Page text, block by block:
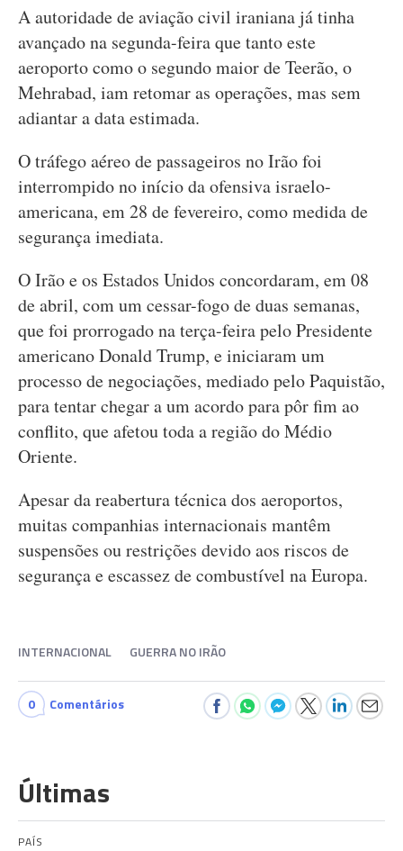
A autoridade de aviação civil iraniana já tinha
avançado na segunda-feira que tanto este
aeroporto como o segundo maior de Teerão, o
Mehrabad, iam retomar as operações, mas sem
adiantar a data estimada.
O tráfego aéreo de passageiros no Irão foi
interrompido no início da ofensiva israelo-
americana, em 28 de fevereiro, como medida de
segurança imediata.
O Irão e os Estados Unidos concordaram, em 08
de abril, com um cessar-fogo de duas semanas,
que foi prorrogado na terça-feira pelo Presidente
americano Donald Trump, e iniciaram um
processo de negociações, mediado pelo Paquistão,
para tentar chegar a um acordo para pôr fim ao
conflito, que afetou toda a região do Médio
Oriente.
Apesar da reabertura técnica dos aeroportos,
muitas companhias internacionais mantêm
suspensões ou restrições devido aos riscos de
segurança e escassez de combustível na Europa.
INTERNACIONAL GUERRA NO IRÃO
0 Comentários
Últimas
PAÍS